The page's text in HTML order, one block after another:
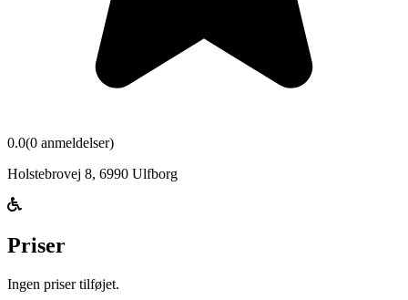
0.0(0 anmeldelser)
Holstebrovej 8, 6990 Ulfborg
Priser
Ingen priser tilføjet.